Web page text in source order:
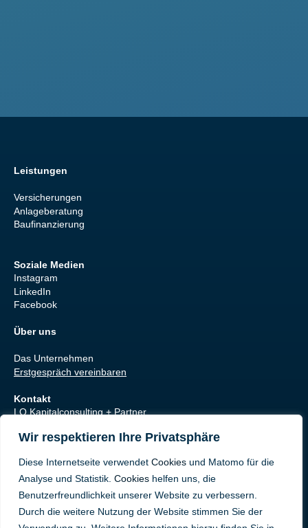
Wir respektieren Ihre Privatsphäre
Diese Internetseite verwendet Cookies und Matomo für die
Analyse und Statistik. Cookies helfen uns, die
Benutzerfreundlichkeit unserer Website zu verbessern.
Durch die weitere Nutzung der Website stimmen Sie der
Leistungen
Versicherungen
Anlageberatung
Baufinanzierung
Soziale Medien
Instagram
LinkedIn
Facebook
Über uns
Das Unternehmen
Erstgespräch vereinbaren
Kontakt
LO Kapitalconsulting + Partner
44267 Dortmund
Legal
Datenschutz
Impressum